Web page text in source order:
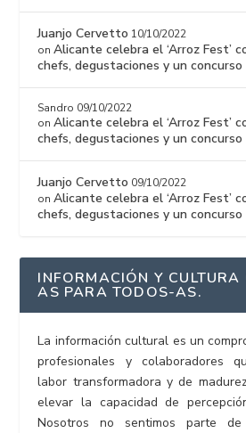
Juanjo Cervetto 10/10/2022
onAlicante celebra el ‘Arroz Fest’
chefs, degustaciones y un
Sandro 09/10/2022
onAlicante celebra el ‘Arroz Fest’
chefs, degustaciones y un
Juanjo Cervetto 09/10/2022
onAlicante celebra el ‘Arroz Fest’
chefs, degustaciones y un
INFORMACIÓN Y
AS PARA TODOS-AS.
La información cultural es un
profesionales y colaboradores
labor transformadora y de
elevar la capacidad de
Nosotros no sentimos parte